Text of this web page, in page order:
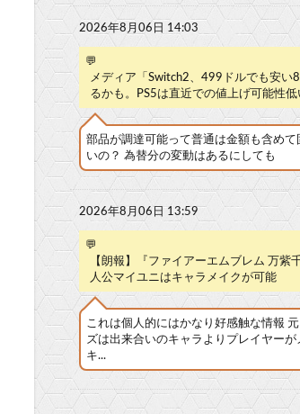
2026年8月06日 14:03
💬
メディア「Switch2、499ドルでも安い
るかも。PS5は直近での値上げ可能性低
部品が調達可能って普通は金額も含めて
いの？ 為替分の変動はあるにしても
2026年8月06日 13:59
💬
【朗報】『ファイアーエムブレム 万紫
人公マイユニはキャラメイクが可能
これは個人的にはかなり好感触な情報
ズは出来合いのキャラよりプレイヤーが
キ...